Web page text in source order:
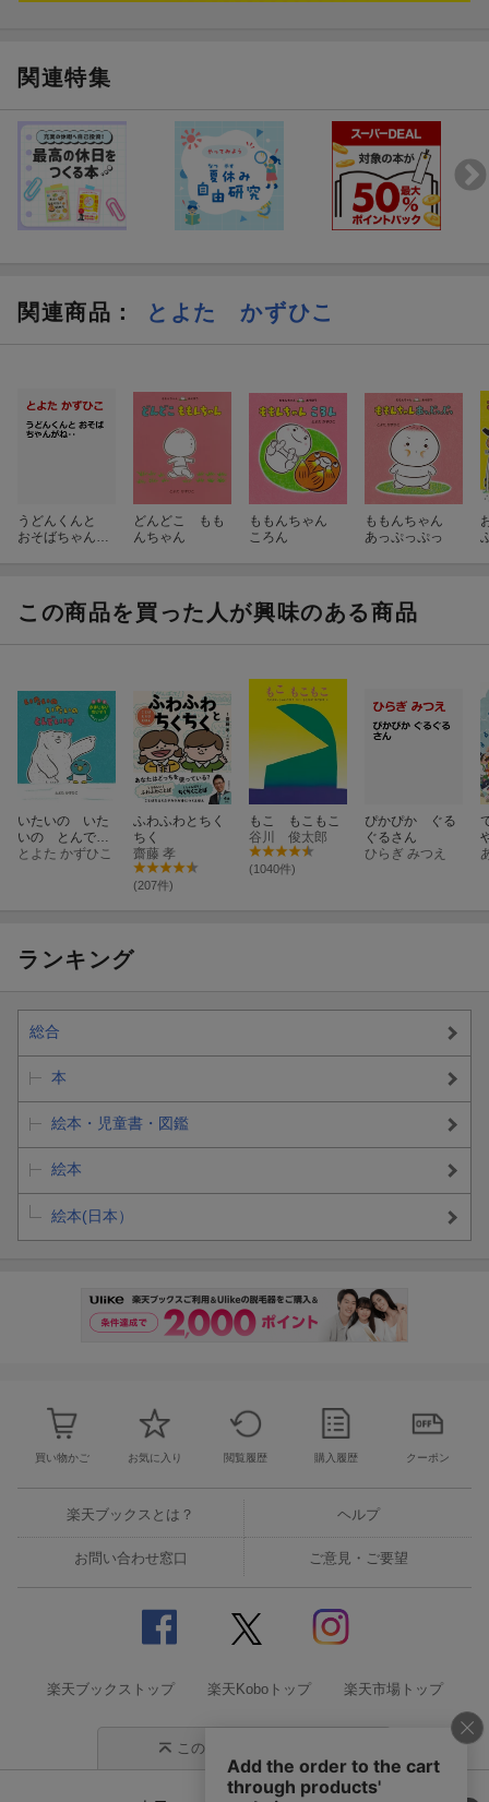
関連特集
関連商品 ： とよた かずひこ
うどんくんと
おそばちゃんが
どんどこ もも
んちゃん
ももんちゃん
ころん
ももんちゃん
あっぷっぷっ
この商品を買った人が興味のある商品
いたいの いた
いの とんでい
け
とよた かずひこ
ふわふわとちく
ちく
齋藤 孝
(207件)
もこ もこもこ
谷川 俊太郎
(1040件)
ぴかぴか ぐる
ぐるさん
ひらぎ みつえ
ランキング
総合
本
絵本・児童書・図鑑
絵本
絵本(日本）
買い物かご お気に入り 閲覧履歴 購入履歴 クーポン
楽天ブックスとは？ ヘルプ
お問い合わせ窓口 ご意見・ご要望
楽天ブックストップ 楽天Koboトップ 楽天市場トップ
このページの先頭に戻る